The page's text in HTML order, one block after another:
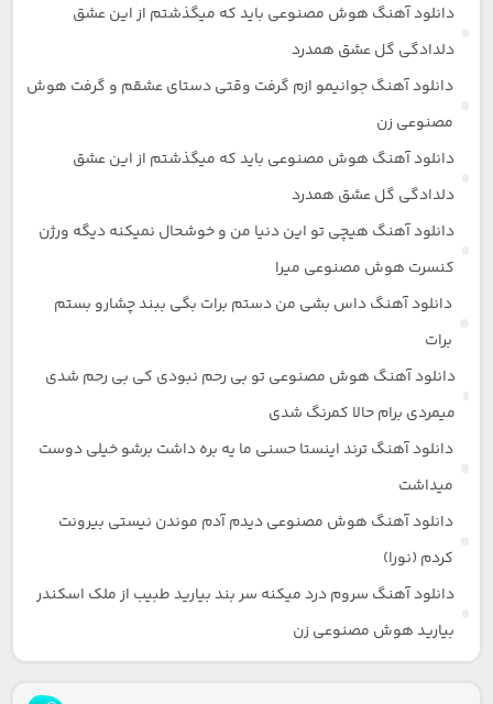
دانلود آهنگ هوش مصنوعی باید که میگذشتم از این عشق
دلدادگی گل عشق همدرد
دانلود آهنگ جوانیمو ازم گرفت وقتی دستای عشقم و گرفت هوش
مصنوعی زن
دانلود آهنگ هوش مصنوعی باید که میگذشتم از این عشق
دلدادگی گل عشق همدرد
دانلود آهنگ هیچی تو این دنیا من و خوشحال نمیکنه دیگه ورژن
کنسرت هوش مصنوعی میرا
دانلود آهنگ داس بشی من دستم برات بگی ببند چشارو بستم
برات
دانلود آهنگ هوش مصنوعی تو بی رحم نبودی کی بی رحم شدی
میمردی برام حالا کمرنگ شدی
دانلود آهنگ ترند اینستا حسنی ما یه بره داشت برشو خیلی دوست
میداشت
دانلود آهنگ هوش مصنوعی دیدم آدم موندن نیستی بیرونت
کردم (نورا)
دانلود آهنگ سروم درد میکنه سر بند بیارید طبیب از ملک اسکندر
بیارید هوش مصنوعی زن